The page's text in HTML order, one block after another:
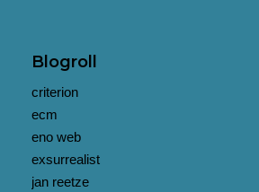
Blogroll
criterion
ecm
eno web
exsurrealist
jan reetze